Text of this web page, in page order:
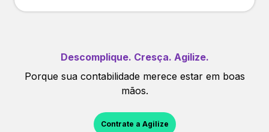
Descomplique. Cresça. Agilize.
Porque sua contabilidade merece estar em boas
mãos.
Contrate a Agilize